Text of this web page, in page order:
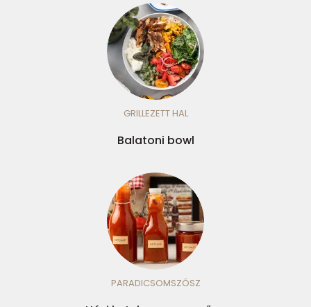
GRILLEZETT HAL
Balatoni bowl
PARADICSOMSZÓSZ